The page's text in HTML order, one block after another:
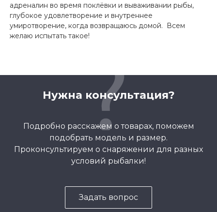
адреналин во время поклёвки и вываживании рыбы,
глубокое удовлетворение и внутреннее
умиротворение, когда возвращаюсь домой. Всем
желаю испытать такое!
Нужна консультация?
Подробно расскажем о товарах, поможем
подобрать модель и размер.
Проконсультируем о снаряжении для разных
условий рыбалки!
Задать вопрос